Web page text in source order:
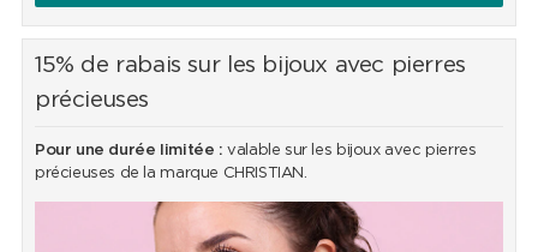
15% de rabais sur les bijoux avec pierres
précieuses
Pour une durée limitée : valable sur les bijoux avec pierres
précieuses de la marque CHRISTIAN.